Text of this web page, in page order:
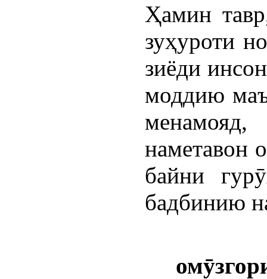
Ҳамин
зуҳуроти
зиёди
моддию
наметавон
байни
бадбинию
омӯ